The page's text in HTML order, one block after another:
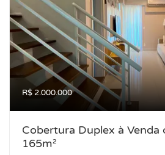
R$ 2.000.000
Cobertura Duplex à Venda
165m²